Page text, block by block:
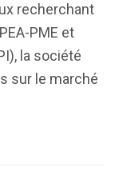
recherchant
PME et
la société
sur le marché